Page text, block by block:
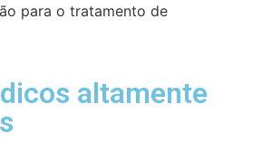
para o tratamento de
altamente